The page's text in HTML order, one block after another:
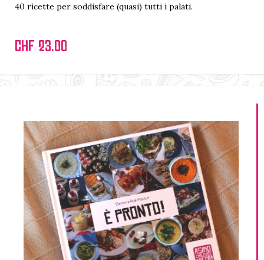
40 ricette per soddisfare (quasi) tutti i palati.
CHF 23.00